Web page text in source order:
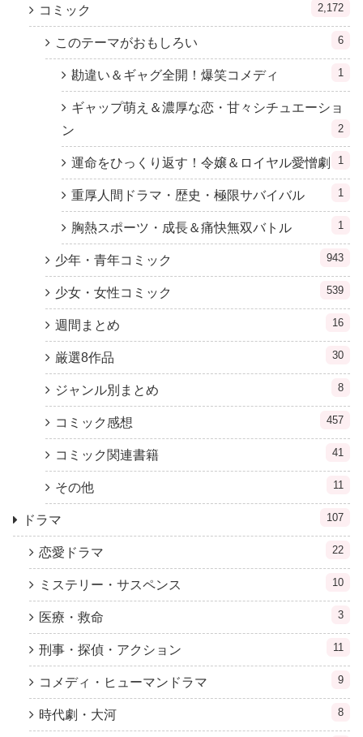
コミック 2,172
このテーマがおもしろい 6
勘違い＆ギャグ全開！爆笑コメディ 1
ギャップ萌え＆濃厚な恋・甘々シチュエーショ
ン
2
運命をひっくり返す！令嬢＆ロイヤル愛憎劇 1
重厚人間ドラマ・歴史・極限サバイバル 1
胸熱スポーツ・成長＆痛快無双バトル 1
少年・青年コミック 943
少女・女性コミック 539
週間まとめ 16
厳選8作品 30
ジャンル別まとめ 8
コミック感想 457
コミック関連書籍 41
その他 11
ドラマ 107
恋愛ドラマ 22
ミステリー・サスペンス 10
医療・救命 3
刑事・探偵・アクション 11
コメディ・ヒューマンドラマ 9
時代劇・大河 8